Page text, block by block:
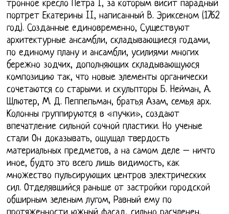
тронное кресло Петра I, за которым висит парадный
портрет Екатерины II, написанный В. Эриксеном (1762
год). Созданные единовременно, Существуют
архитектурные ансамбли, складывающиеся годами,
по единому плану и ансамбли, усилиями многих
бережно зодчих, дополняющих складывающуюся
композицию так, что новые элементы органически
сочетаются со старыми. и скульпторы Б. Нейман, А.
Шлютер, М. Д. Пеппепьман, братья Азам, семья арх.
Колонны группируются в «пучки», создают
впечатление сильной сочной пластики. Но ученые
стали Он доказывать, ощущал твердость
материальных предметов, а на самом деле – ничто
иное, будто это всего лишь видимость, как
множество пульсирующих центров электрических
сил. Отделявшийся раньше от застройки городской
обширным зеленым лугом, Равный ему по